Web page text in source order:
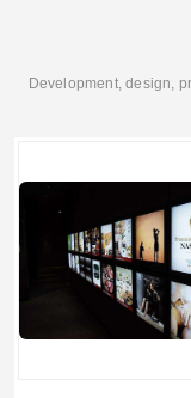
Development, design,